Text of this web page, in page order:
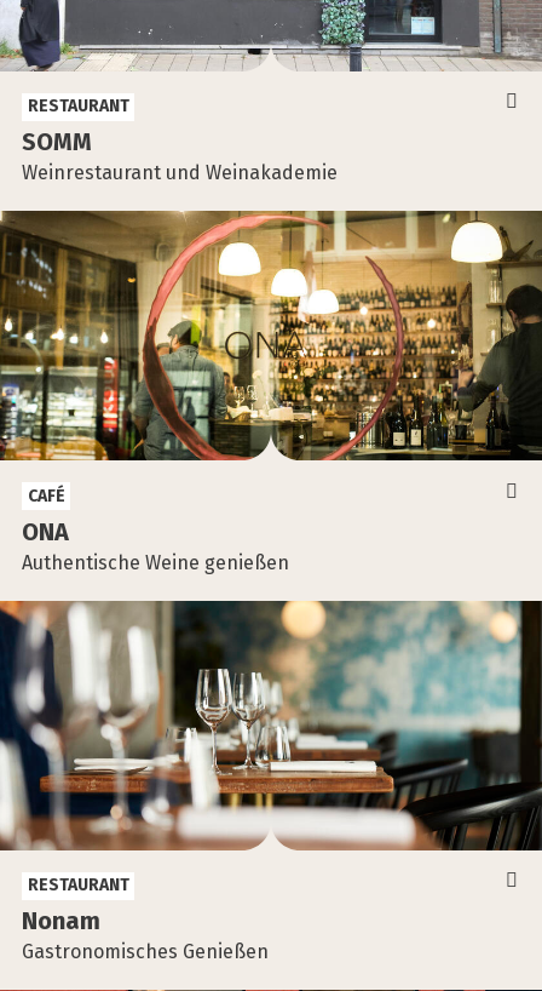
SOMM
Weinrestaurant und Weinakademie
RESTAURANT
ONA
Authentische Weine genießen
CAFÉ
Nonam
Gastronomisches Genießen
RESTAURANT